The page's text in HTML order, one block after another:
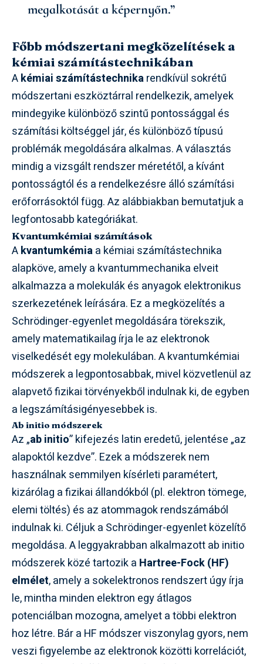
megalkotását a képernyőn.”
Főbb módszertani megközelítések a
kémiai számítástechnikában
Akémiai számítástechnikarendkívül sokrétű
módszertani eszköztárral rendelkezik, amelyek
mindegyike különböző szintű pontossággal és
számítási költséggel jár, és különböző típusú
problémák megoldására alkalmas. A választás
mindig a vizsgált rendszer méretétől, a kívánt
pontosságtól és a rendelkezésre álló számítási
erőforrásoktól függ. Az alábbiakban bemutatjuk a
legfontosabb kategóriákat.
Kvantumkémiai számítások
Akvantumkémiaa kémiai számítástechnika
alapköve, amely a kvantummechanika elveit
alkalmazza a molekulák és anyagok elektronikus
szerkezetének leírására. Ez a megközelítés a
Schrödinger-egyenlet megoldására törekszik,
amely matematikailag írja le az elektronok
viselkedését egy molekulában. A kvantumkémiai
módszerek a legpontosabbak, mivel közvetlenül az
alapvető fizikai törvényekből indulnak ki, de egyben
a legszámításigényesebbek is.
Ab initio módszerek
Az „ab initio” kifejezés latin eredetű, jelentése „az
alapoktól kezdve”. Ezek a módszerek nem
használnak semmilyen kísérleti paramétert,
kizárólag a fizikai állandókból (pl. elektron tömege,
elemi töltés) és az atommagok rendszámából
indulnak ki. Céljuk a Schrödinger-egyenlet közelítő
megoldása. A leggyakrabban alkalmazott ab initio
módszerek közé tartozik a Hartree-Fock (HF)
elmélet, amely a sokelektronos rendszert úgy írja
le, mintha minden elektron egy átlagos
potenciálban mozogna, amelyet a többi elektron
hoz létre. Bár a HF módszer viszonylag gyors, nem
veszi figyelembe az elektronok közötti korrelációt,